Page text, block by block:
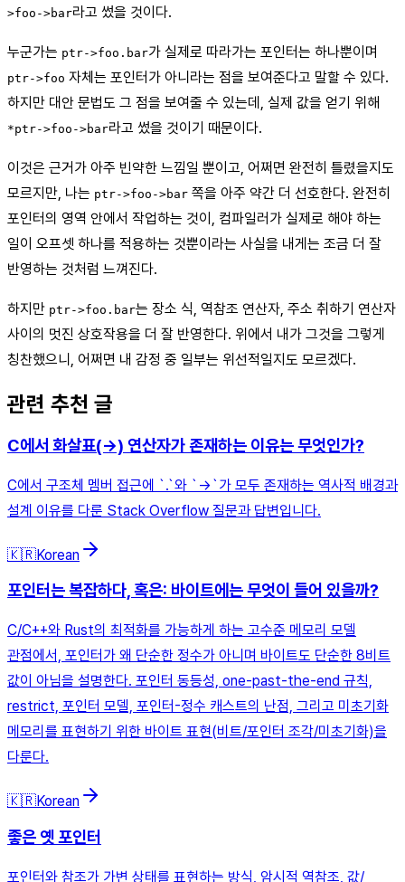
>foo->bar라고 썼을 것이다.
누군가는 ptr->foo.bar가 실제로 따라가는 포인터는 하나뿐이며
ptr->foo 자체는 포인터가 아니라는 점을 보여준다고 말할 수 있다.
하지만 대안 문법도 그 점을 보여줄 수 있는데, 실제 값을 얻기 위해
*ptr->foo->bar라고 썼을 것이기 때문이다.
이것은 근거가 아주 빈약한 느낌일 뿐이고, 어쩌면 완전히 틀렸을지도
모르지만, 나는 ptr->foo->bar 쪽을 아주 약간 더 선호한다. 완전히
포인터의 영역 안에서 작업하는 것이, 컴파일러가 실제로 해야 하는
일이 오프셋 하나를 적용하는 것뿐이라는 사실을 내게는 조금 더 잘
반영하는 것처럼 느껴진다.
하지만 ptr->foo.bar는 장소 식, 역참조 연산자, 주소 취하기 연산자
사이의 멋진 상호작용을 더 잘 반영한다. 위에서 내가 그것을 그렇게
칭찬했으니, 어쩌면 내 감정 중 일부는 위선적일지도 모르겠다.
관련 추천 글
C에서 화살표(->) 연산자가 존재하는 이유는 무엇인가?
C에서 구조체 멤버 접근에 `.`와 `->`가 모두 존재하는 역사적 배경과
설계 이유를 다룬 Stack Overflow 질문과 답변입니다.
🇰🇷Korean
포인터는 복잡하다, 혹은: 바이트에는 무엇이 들어 있을까?
C/C++와 Rust의 최적화를 가능하게 하는 고수준 메모리 모델
관점에서, 포인터가 왜 단순한 정수가 아니며 바이트도 단순한 8비트
값이 아님을 설명한다. 포인터 동등성, one-past-the-end 규칙,
restrict, 포인터 모델, 포인터-정수 캐스트의 난점, 그리고 미초기화
메모리를 표현하기 위한 바이트 표현(비트/포인터 조각/미초기화)을
다룬다.
🇰🇷Korean
좋은 옛 포인터
포인터와 참조가 가변 상태를 표현하는 방식, 암시적 역참조, 값/